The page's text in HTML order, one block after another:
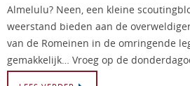
Almelulu? Neen, een kleine
weerstand bieden aan de
van de Romeinen in de omringende
gemakkelijk… Vroeg op de